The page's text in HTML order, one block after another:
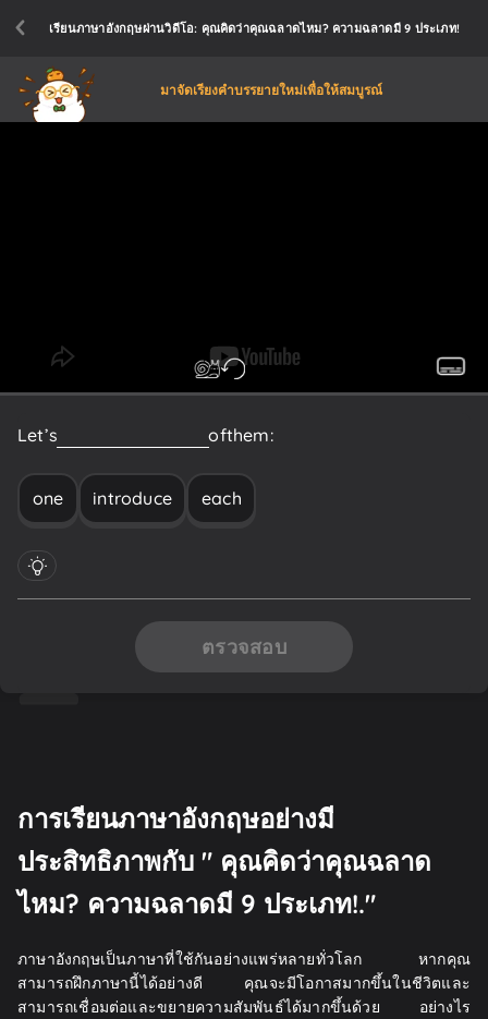
เรียนภาษาอังกฤษผ่านวิดีโอ: คุณคิดว่าคุณฉลาดไหม? ความฉลาดมี 9 ประเภท!
มาจัดเรียงคำบรรยายใหม่เพื่อให้สมบูรณ์
Let’s oneofthem:
one introduce each
ตรวจสอบ
การเรียนภาษาอังกฤษอย่างมี
ประสิทธิภาพกับ " คุณคิดว่าคุณฉลาด
ไหม? ความฉลาดมี 9 ประเภท!."
ภาษาอังกฤษเป็นภาษาที่ใช้กันอย่างแพร่หลายทั่วโลก หากคุณ
สามารถฝึกภาษานี้ได้อย่างดี คุณจะมีโอกาสมากขึ้นในชีวิตและ
สามารถเชื่อมต่อและขยายความสัมพันธ์ได้มากขึ้นด้วย อย่างไร